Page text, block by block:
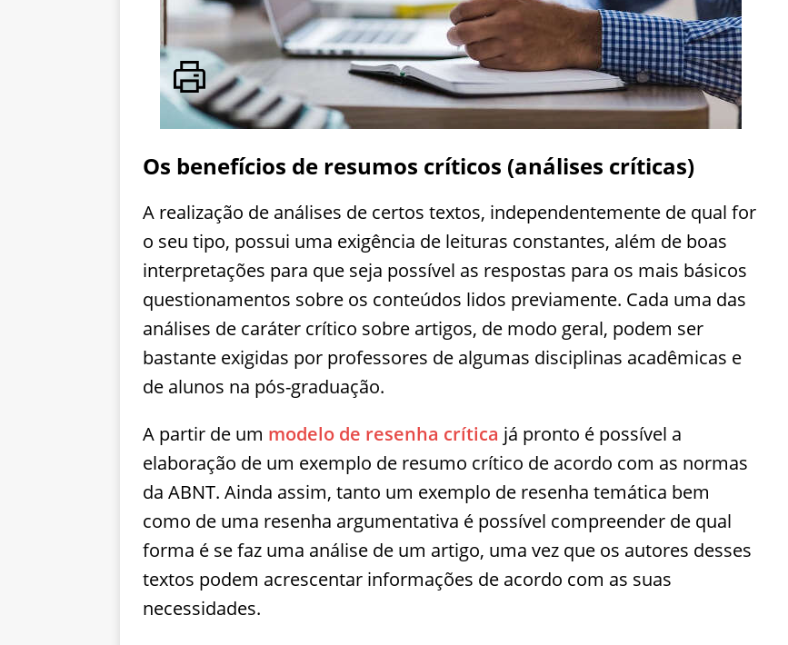
Os benefícios de resumos críticos (análises críticas)
A realização de análises de certos textos, independentemente de qual for
o seu tipo, possui uma exigência de leituras constantes, além de boas
interpretações para que seja possível as respostas para os mais básicos
questionamentos sobre os conteúdos lidos previamente. Cada uma das
análises de caráter crítico sobre artigos, de modo geral, podem ser
bastante exigidas por professores de algumas disciplinas acadêmicas e
de alunos na pós-graduação.
A partir de um modelo de resenha crítica já pronto é possível a
elaboração de um exemplo de resumo crítico de acordo com as normas
da ABNT. Ainda assim, tanto um exemplo de resenha temática bem
como de uma resenha argumentativa é possível compreender de qual
forma é se faz uma análise de um artigo, uma vez que os autores desses
textos podem acrescentar informações de acordo com as suas
necessidades.